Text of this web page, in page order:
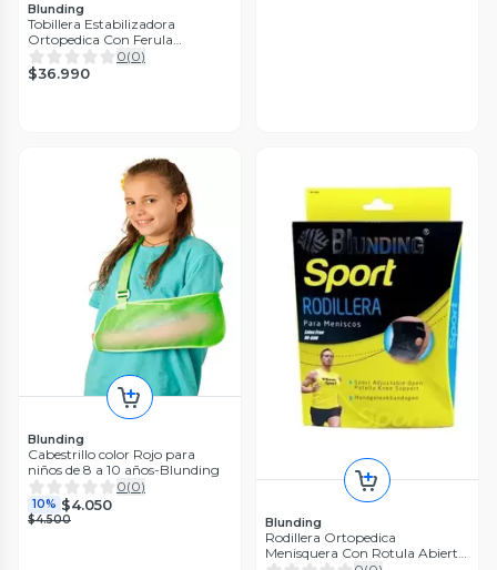
Blunding
Tobillera Estabilizadora
Ortopedica Con Ferula
Blunding
0(0)
$36.990
Blunding
Cabestrillo color Rojo para
niños de 8 a 10 años-Blunding
0(0)
10% $4.050
$4.500 Blunding
Rodillera Ortopedica
Menisquera Con Rotula Abierta